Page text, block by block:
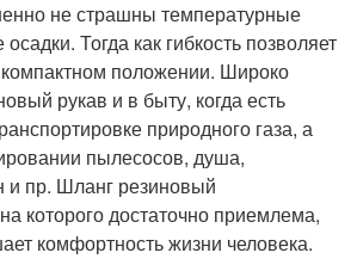
не страшны температурные
Тогда как гибкость позволяет
положении. Широко
рукав и в быту, когда есть
природного газа, а
пылесосов, душа,
пр. Шланг резиновый
которого достаточно приемлема,
комфортность жизни человека.